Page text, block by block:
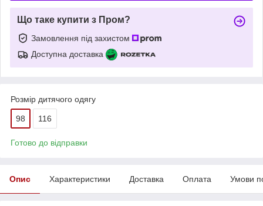
Що таке купити з Пром?
Замовлення під захистом
Доступна доставка
Розмір дитячого одягу
98 116
Готово до відправки
Опис Характеристики Доставка Оплата Умови